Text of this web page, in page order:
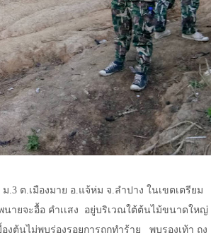
ต.เมืองมาย อ.แจ้ห่ม จ.ลำปาง ในเขตเตรียม
ายจะอื้อ คำเเสง
อยู่บริเวณใต้ต้นไม้ขนาดใหญ่
งต้นไม่พบร่องรอยการถูกทำร้าย
พบรองเท้า ถุง